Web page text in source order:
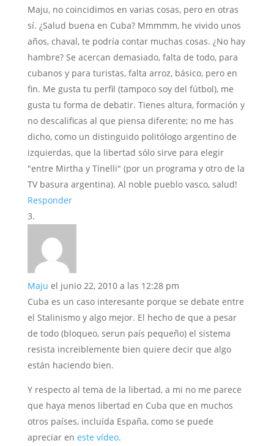
Maju, no coincidimos en varias cosas, pero en otras
sí. ¿Salud buena en Cuba? Mmmmm, he vivido unos
años, chaval, te podría contar muchas cosas. ¿No hay
hambre? Se acercan demasiado, falta de todo, para
cubanos y para turistas, falta arroz, básico, pero en
fin. Me gusta tu perfil (tampoco soy del fútbol), me
gusta tu forma de debatir. Tienes altura, formación y
no descalificas al que piensa diferente; no me has
dicho, como un distinguido politólogo argentino de
izquierdas, que la libertad sólo sirve para elegir
"entre Mirtha y Tinelli" (por un programa y otro de la
TV basura argentina). Al noble pueblo vasco, salud!
Responder
Maju el junio 22, 2010 a las 12:28 pm
Cuba es un caso interesante porque se debate entre
el Stalinismo y algo mejor. El hecho de que a pesar
de todo (bloqueo, serun país pequeño) el sistema
resista increiblemente bien quiere decir que algo
están haciendo bien.
Y respecto al tema de la libertad, a mi no me parece
que haya menos libertad en Cuba que en muchos
otros países, incluída España, como se puede
apreciar en este vídeo.